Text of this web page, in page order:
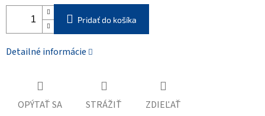
Pridať do košíka
Detailné informácie
OPÝTAŤ SA STRÁŽIŤ ZDIEĽAŤ